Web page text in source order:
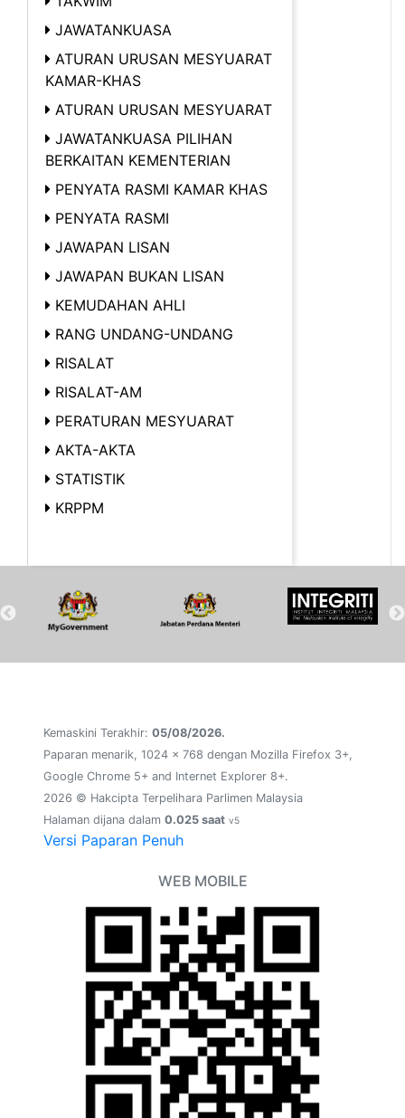
JAWATANKUASA
ATURAN URUSAN MESYUARAT
KAMAR-KHAS
ATURAN URUSAN MESYUARAT
JAWATANKUASA PILIHAN
BERKAITAN KEMENTERIAN
PENYATA RASMI KAMAR KHAS
PENYATA RASMI
JAWAPAN LISAN
JAWAPAN BUKAN LISAN
KEMUDAHAN AHLI
RANG UNDANG-UNDANG
RISALAT
RISALAT-AM
PERATURAN MESYUARAT
AKTA-AKTA
STATISTIK
KRPPM
Kemaskini Terakhir: 05/08/2026.
Paparan menarik, 1024 x 768 dengan Mozilla Firefox 3+,
Google Chrome 5+ and Internet Explorer 8+.
2026 © Hakcipta Terpelihara Parlimen Malaysia
Halaman dijana dalam 0.025 saat v5
Versi Paparan Penuh
WEB MOBILE